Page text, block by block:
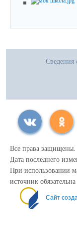
Сведения
Все права защищены.
Дата последнего
При использовании
источник обязательна
Сайт